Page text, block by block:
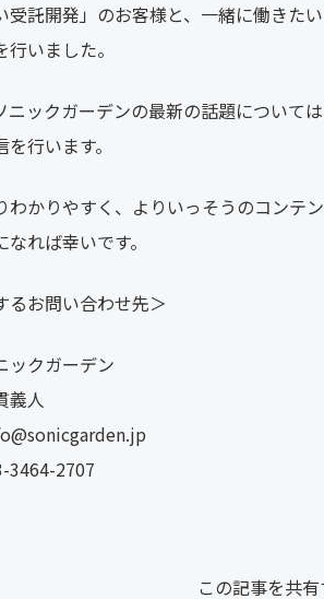
受託開発」のお客様と、一緒に働きた
いました。
ニックガーデンの最新の話題について
行います。
わかりやすく、よりいっそうのコンテ
れば幸いです。
るお問い合わせ先＞
ックガーデン
義人
3464-2707
この記事を共有